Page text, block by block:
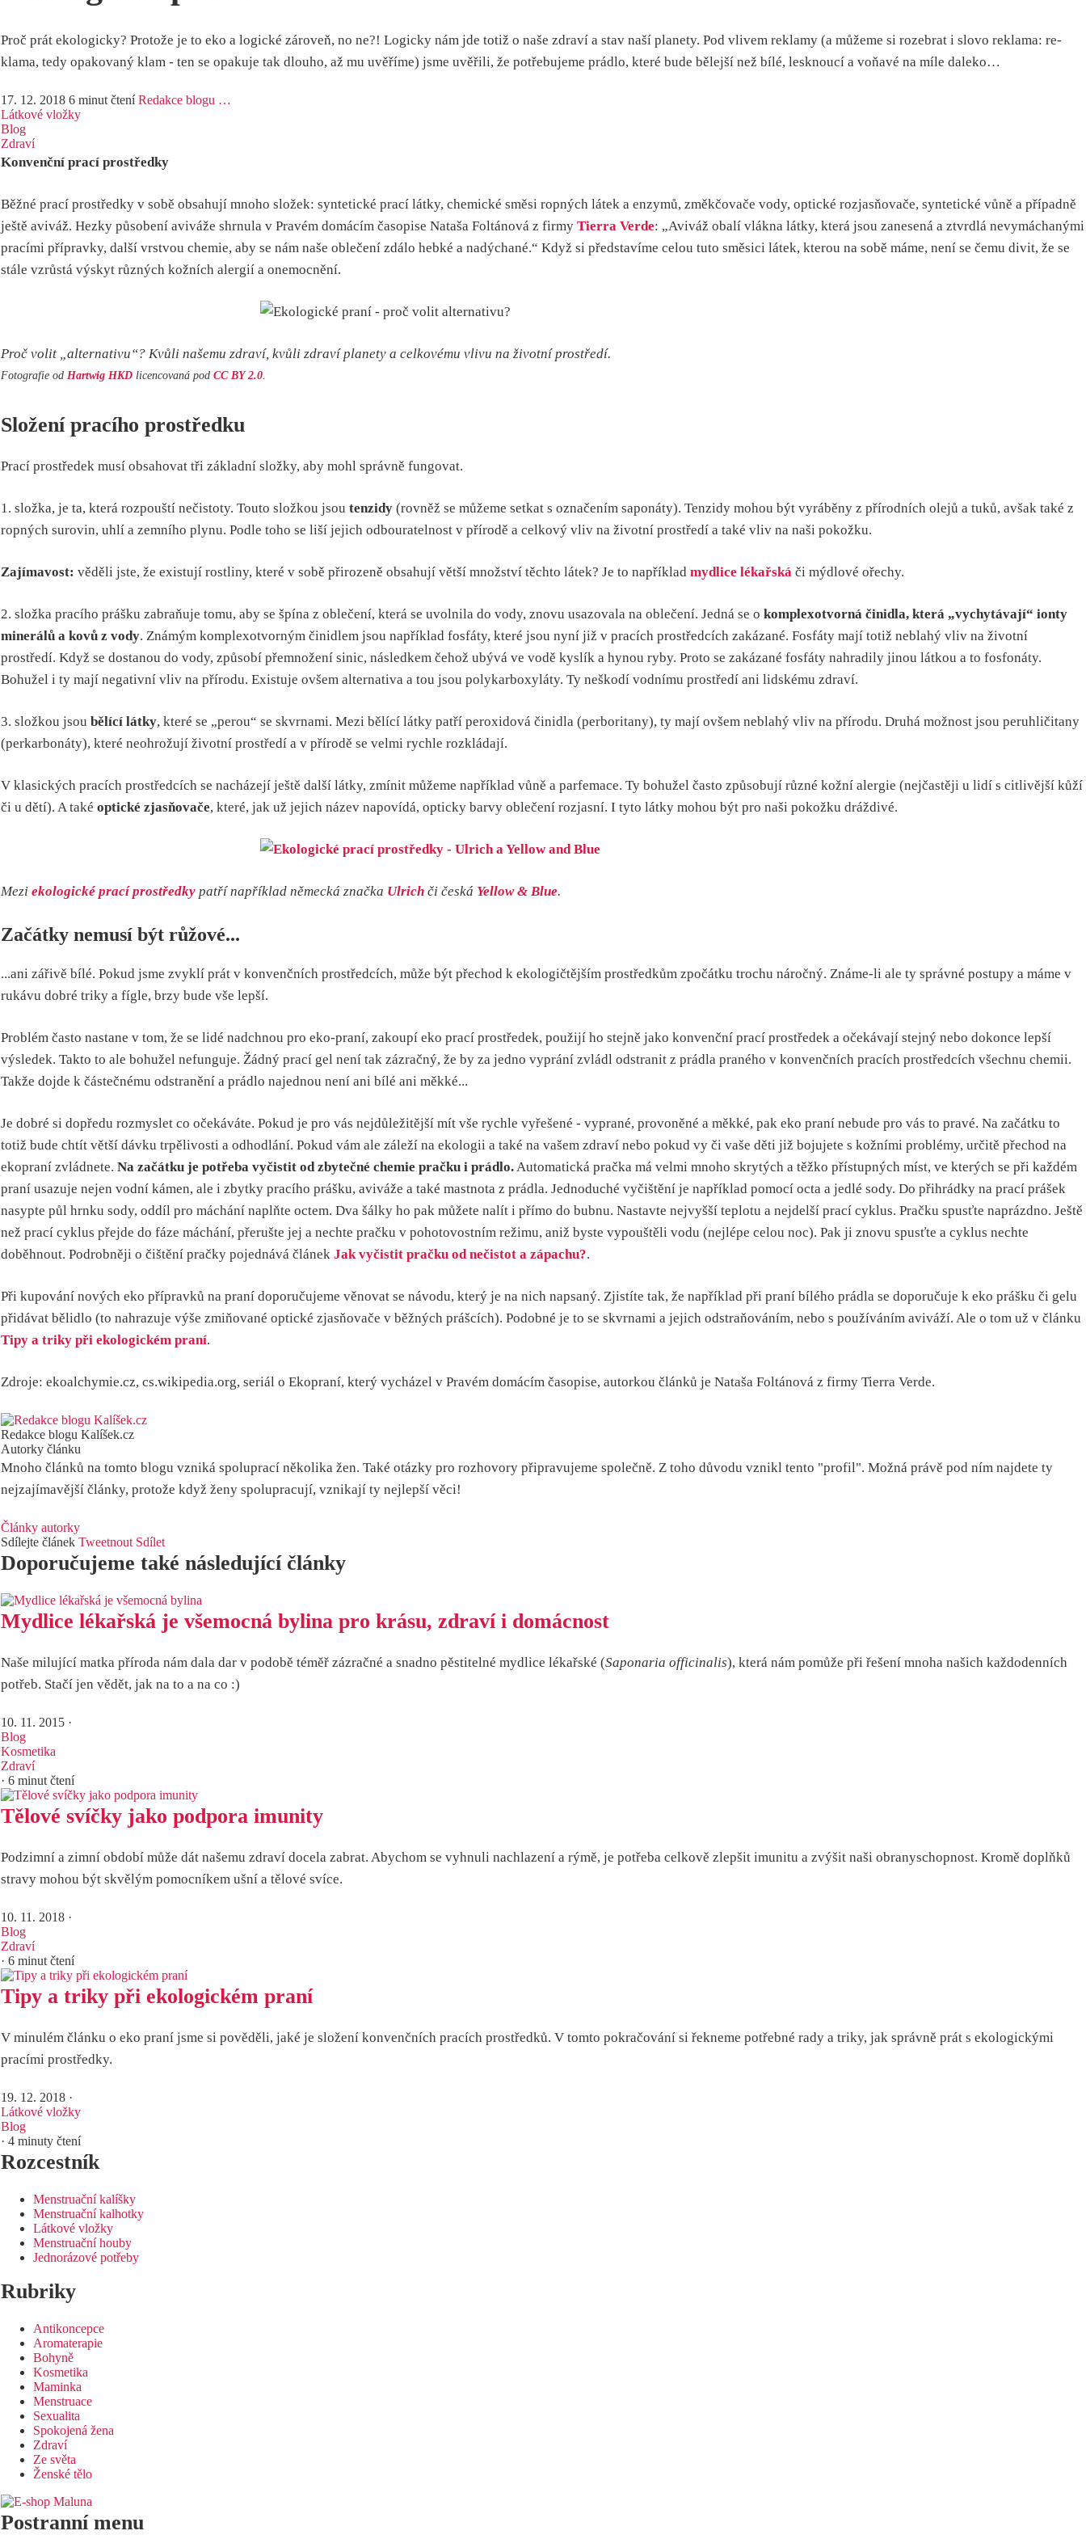
Proč prát ekologicky? Protože je to eko a logické zároveň, no ne?! Logicky nám jde totiž o naše zdraví a stav naší planety. Pod vlivem reklamy (a můžeme si rozebrat i slovo reklama: re-
klama, tedy opakovaný klam - ten se opakuje tak dlouho, až mu uvěříme) jsme uvěřili, že potřebujeme prádlo, které bude bělejší než bílé, lesknoucí a voňavé na míle daleko…
17. 12. 2018 6 minut čtení Redakce blogu …
Látkové vložky
Blog
Zdraví
Konvenční prací prostředky
Běžné prací prostředky v sobě obsahují mnoho složek: syntetické prací látky, chemické směsi ropných látek a enzymů, změkčovače vody, optické rozjasňovače, syntetické vůně a případně
ještě aviváž. Hezky působení aviváže shrnula v Pravém domácím časopise Nataša Foltánová z firmy Tierra Verde: „Aviváž obalí vlákna látky, která jsou zanesená a ztvrdlá nevymáchanými
pracími přípravky, další vrstvou chemie, aby se nám naše oblečení zdálo hebké a nadýchané.“ Když si představíme celou tuto směsici látek, kterou na sobě máme, není se čemu divit, že se
stále vzrůstá výskyt různých kožních alergií a onemocnění.
Proč volit „alternativu“? Kvůli našemu zdraví, kvůli zdraví planety a celkovému vlivu na životní prostředí.
Fotografie od Hartwig HKD licencovaná pod CC BY 2.0
Složení pracího prostředku
Prací prostředek musí obsahovat tři základní složky, aby mohl správně fungovat.
1. složka, je ta, která rozpouští nečistoty. Touto složkou jsou tenzidy (rovněž se můžeme setkat s označením saponáty). Tenzidy mohou být vyráběny z přírodních olejů a tuků, avšak také z
ropných surovin, uhlí a zemního plynu. Podle toho se liší jejich odbouratelnost v přírodě a celkový vliv na životní prostředí a také vliv na naši pokožku.
Zajímavost: věděli jste, že existují rostliny, které v sobě přirozeně obsahují větší množství těchto látek? Je to například mydlice lékařská či mýdlové ořechy.
2. složka pracího prášku zabraňuje tomu, aby se špína z oblečení, která se uvolnila do vody, znovu usazovala na oblečení. Jedná se o komplexotvorná činidla, která „vychytávají“ ionty
minerálů a kovů z vody. Známým komplexotvorným činidlem jsou například fosfáty, které jsou nyní již v pracích prostředcích zakázané. Fosfáty mají totiž neblahý vliv na životní
prostředí. Když se dostanou do vody, způsobí přemnožení sinic, následkem čehož ubývá ve vodě kyslík a hynou ryby. Proto se zakázané fosfáty nahradily jinou látkou a to fosfonáty.
Bohužel i ty mají negativní vliv na přírodu. Existuje ovšem alternativa a tou jsou polykarboxyláty. Ty neškodí vodnímu prostředí ani lidskému zdraví.
3. složkou jsou bělící látky, které se „perou“ se skvrnami. Mezi bělící látky patří peroxidová činidla (perboritany), ty mají ovšem neblahý vliv na přírodu. Druhá možnost jsou peruhličitany
(perkarbonáty), které neohrožují životní prostředí a v přírodě se velmi rychle rozkládají.
V klasických pracích prostředcích se nacházejí ještě další látky, zmínit můžeme například vůně a parfemace. Ty bohužel často způsobují různé kožní alergie (nejčastěji u lidí s citlivější kůží
či u dětí). A také optické zjasňovače, které, jak už jejich název napovídá, opticky barvy oblečení rozjasní. I tyto látky mohou být pro naši pokožku dráždivé.
Mezi ekologické prací prostředky patří například německá značka Ulrich či česká Yellow & Blue.
Začátky nemusí být růžové...
...ani zářivě bílé. Pokud jsme zvyklí prát v konvenčních prostředcích, může být přechod k ekologičtějším prostředkům zpočátku trochu náročný. Známe-li ale ty správné postupy a máme v
rukávu dobré triky a fígle, brzy bude vše lepší.
Problém často nastane v tom, že se lidé nadchnou pro eko-praní, zakoupí eko prací prostředek, použijí ho stejně jako konvenční prací prostředek a očekávají stejný nebo dokonce lepší
výsledek. Takto to ale bohužel nefunguje. Žádný prací gel není tak zázračný, že by za jedno vyprání zvládl odstranit z prádla praného v konvenčních pracích prostředcích všechnu chemii.
Takže dojde k částečnému odstranění a prádlo najednou není ani bílé ani měkké...
Je dobré si dopředu rozmyslet co očekáváte. Pokud je pro vás nejdůležitější mít vše rychle vyřešené - vyprané, provoněné a měkké, pak eko praní nebude pro vás to pravé. Na začátku to
totiž bude chtít větší dávku trpělivosti a odhodlání. Pokud vám ale záleží na ekologii a také na vašem zdraví nebo pokud vy či vaše děti již bojujete s kožními problémy, určitě přechod na
ekopraní zvládnete. Na začátku je potřeba vyčistit od zbytečné chemie pračku i prádlo. Automatická pračka má velmi mnoho skrytých a těžko přístupných míst, ve kterých se při každém
praní usazuje nejen vodní kámen, ale i zbytky pracího prášku, aviváže a také mastnota z prádla. Jednoduché vyčištění je například pomocí octa a jedlé sody. Do přihrádky na prací prášek
nasypte půl hrnku sody, oddíl pro máchání naplňte octem. Dva šálky ho pak můžete nalít i přímo do bubnu. Nastavte nejvyšší teplotu a nejdelší prací cyklus. Pračku spusťte naprázdno. Ještě
než prací cyklus přejde do fáze máchání, přerušte jej a nechte pračku v pohotovostním režimu, aniž byste vypouštěli vodu (nejlépe celou noc). Pak ji znovu spusťte a cyklus nechte
doběhnout. Podrobněji o čištění pračky pojednává článek Jak vyčistit pračku od nečistot a zápachu?.
Při kupování nových eko přípravků na praní doporučujeme věnovat se návodu, který je na nich napsaný. Zjistíte tak, že například při praní bílého prádla se doporučuje k eko prášku či gelu
přidávat bělidlo (to nahrazuje výše zmiňované optické zjasňovače v běžných prášcích). Podobné je to se skvrnami a jejich odstraňováním, nebo s používáním aviváží. Ale o tom už v článku
Tipy a triky při ekologickém praní.
Zdroje: ekoalchymie.cz, cs.wikipedia.org, seriál o Ekopraní, který vycházel v Pravém domácím časopise, autorkou článků je Nataša Foltánová z firmy Tierra Verde.
Redakce blogu Kalíšek.cz
Autorky článku
Mnoho článků na tomto blogu vzniká spoluprací několika žen. Také otázky pro rozhovory připravujeme společně. Z toho důvodu vznikl tento "profil". Možná právě pod ním najdete ty
nejzajímavější články, protože když ženy spolupracují, vznikají ty nejlepší věci!
Články autorky
Sdílejte článek Tweetnout Sdílet
Doporučujeme také následující články
Mydlice lékařská je všemocná bylina pro krásu, zdraví i domácnost
Naše milující matka příroda nám dala dar v podobě téměř zázračné a snadno pěstitelné mydlice lékařské (Saponaria officinalis), která nám pomůže při řešení mnoha našich každodenních
potřeb. Stačí jen vědět, jak na to a na co :)
10. 11. 2015 ·
Blog
Kosmetika
Zdraví
· 6 minut čtení
Tělové svíčky jako podpora imunity
Podzimní a zimní období může dát našemu zdraví docela zabrat. Abychom se vyhnuli nachlazení a rýmě, je potřeba celkově zlepšit imunitu a zvýšit naši obranyschopnost. Kromě doplňků
stravy mohou být skvělým pomocníkem ušní a tělové svíce.
10. 11. 2018 ·
Blog
Zdraví
· 6 minut čtení
Tipy a triky při ekologickém praní
V minulém článku o eko praní jsme si pověděli, jaké je složení konvenčních pracích prostředků. V tomto pokračování si řekneme potřebné rady a triky, jak správně prát s ekologickými
pracími prostředky.
19. 12. 2018 ·
Látkové vložky
Blog
· 4 minuty čtení
Rozcestník
Menstruační kalíšky
Menstruační kalhotky
Látkové vložky
Menstruační houby
Jednorázové potřeby
Rubriky
Antikoncepce
Aromaterapie
Bohyně
Kosmetika
Maminka
Menstruace
Sexualita
Spokojená žena
Zdraví
Ze světa
Ženské tělo
Postranní menu